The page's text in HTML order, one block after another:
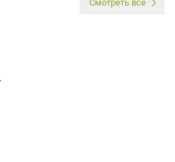
Смотреть все